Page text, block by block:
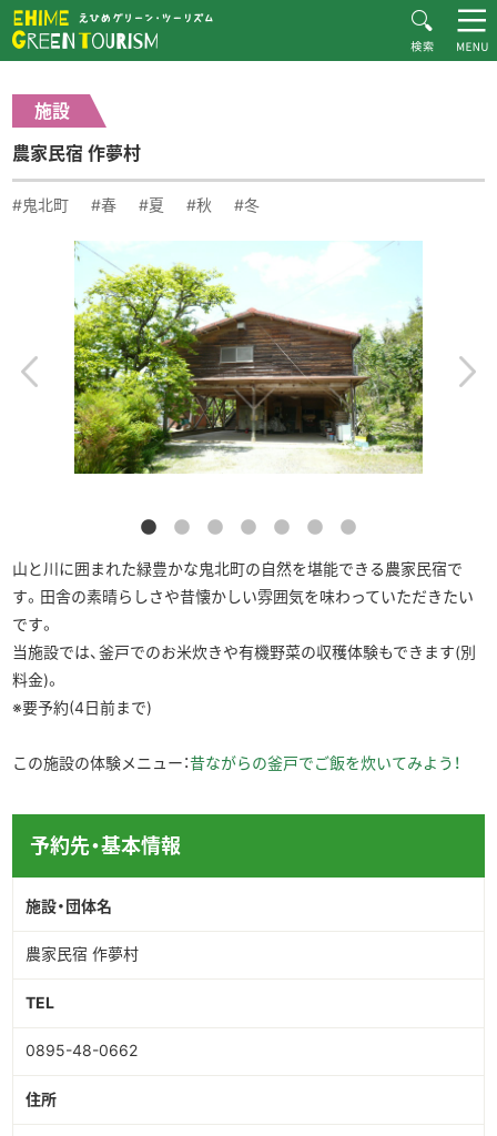
MOVIE
CONTACT
▶︎日本語
施設
農家民宿 作夢村
#鬼北町 #春 #夏 #秋 #冬
山と川に囲まれた緑豊かな鬼北町の自然を堪能できる農家民宿で
す。田舎の素晴らしさや昔懐かしい雰囲気を味わっていただきたい
です。
当施設では、釜戸でのお米炊きや有機野菜の収穫体験もできます(別
料金)。
※要予約(4日前まで)
この施設の体験メニュー：昔ながらの釜戸でご飯を炊いてみよう！
予約先・基本情報
施設・団体名
農家民宿 作夢村
TEL
0895-48-0662
住所